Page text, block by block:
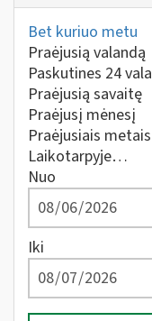
Bet kuriuo metu
Praėjusią valandą
Paskutines 24
Praėjusią savaitę
Praėjusį mėnesį
Praėjusiais metais
Laikotarpyje…
Nuo
Iki